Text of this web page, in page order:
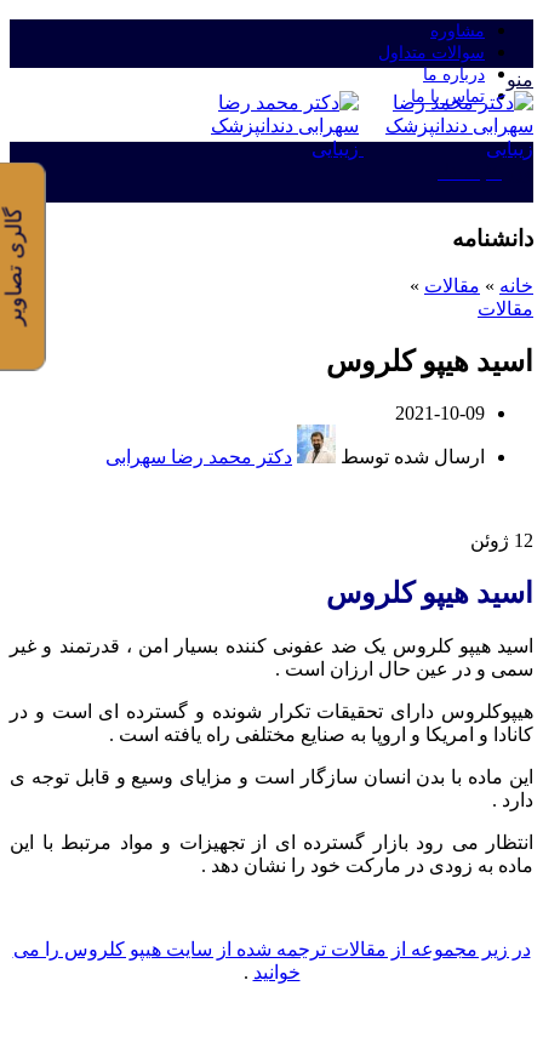
مشاوره
سوالات متداول
درباره ما
تماس با ما
منو
دانشنامه
خانه » مقالات »
مقالات
اسید هیپو کلروس
2021-10-09
ارسال شده توسط دکتر محمد رضا سهرابی
12 ژوئن
اسید هیپو کلروس
اسید هیپو کلروس یک ضد عفونی کننده بسیار امن ، قدرتمند و غیر
سمی و در عین حال ارزان است .
هیپوکلروس دارای تحقیقات تکرار شونده و گسترده ای است و در
کانادا و امریکا و اروپا به صنایع مختلفی راه یافته است .
این ماده با بدن انسان سازگار است و مزایای وسیع و قابل توجه ی
دارد .
انتظار می رود بازار گسترده ای از تجهیزات و مواد مرتبط با این
ماده به زودی در مارکت خود را نشان دهد .
در زیر مجموعه از مقالات ترجمه شده از سایت هیپو کلروس را می
خوانید .
گالری تصاویر